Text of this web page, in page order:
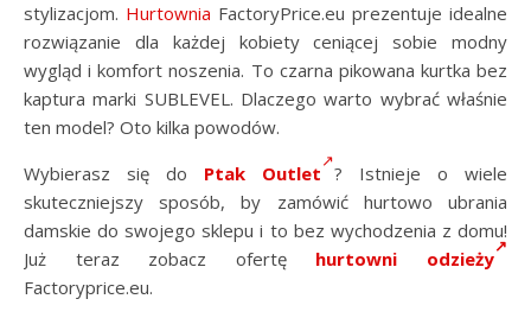
stylizacjom. Hurtownia FactoryPrice.eu prezentuje idealne
rozwiązanie dla każdej kobiety ceniącej sobie modny
wygląd i komfort noszenia. To czarna pikowana kurtka bez
kaptura marki SUBLEVEL. Dlaczego warto wybrać właśnie
ten model? Oto kilka powodów.
Wybierasz się do Ptak Outlet ? Istnieje o wiele
skuteczniejszy sposób, by zamówić hurtowo ubrania
damskie do swojego sklepu i to bez wychodzenia z domu!
Już teraz zobacz ofertę hurtowni odzieży
Factoryprice.eu.